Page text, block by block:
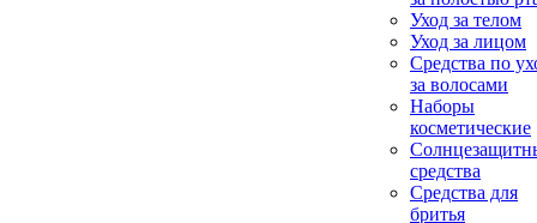
Уход за телом
Уход за лицом
Средства по
за волосами
Наборы
косметические
средства
Средства для
бритья